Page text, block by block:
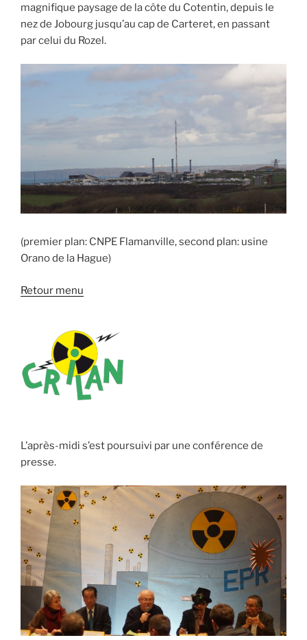
magnifique paysage de la côte du Cotentin, depuis le
nez de Jobourg jusqu’au cap de Carteret, en passant
par celui du Rozel.
(premier plan: CNPE Flamanville, second plan: usine
Orano de la Hague)
Retour menu
L’après-midi s’est poursuivi par une conférence de
presse.